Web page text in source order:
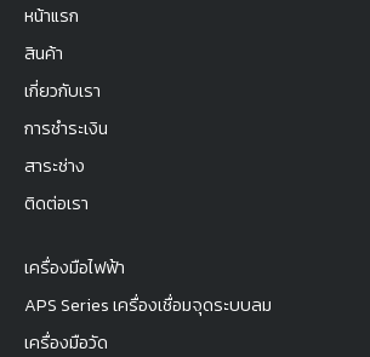
หน้าแรก
สินค้า
เกี่ยวกับเรา
การชำระเงิน
สาระช่าง
ติดต่อเรา
เครื่องมือไฟฟ้า
APS Series เครื่องเชื่อมจุดระบบลม
เครื่องมือวัด